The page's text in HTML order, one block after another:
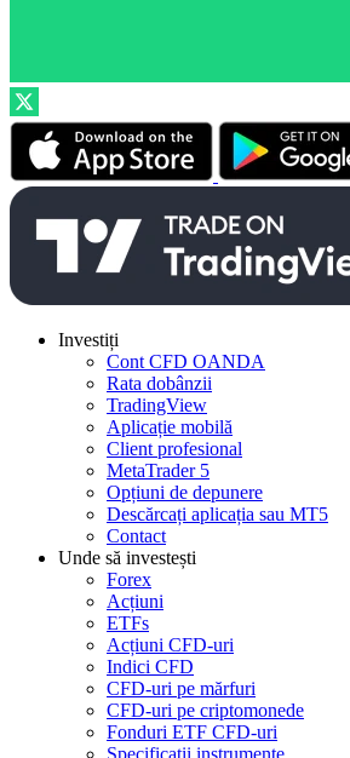
Investiți
Cont CFD OANDA
Rata dobânzii
TradingView
Aplicație mobilă
Client profesional
MetaTrader 5
Opțiuni de depunere
Descărcați aplicația sau MT5
Contact
Unde să investești
Forex
Acțiuni
ETFs
Acțiuni CFD-uri
Indici CFD
CFD-uri pe mărfuri
CFD-uri pe criptomonede
Fonduri ETF CFD-uri